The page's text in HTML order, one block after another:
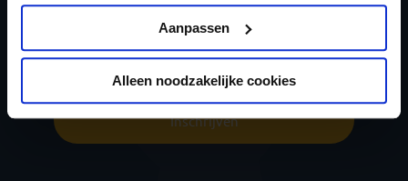
Aanpassen
Alleen noodzakelijke cookies
Inschrijven